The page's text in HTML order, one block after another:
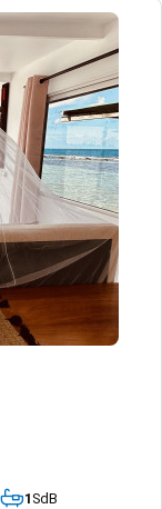
1SdB